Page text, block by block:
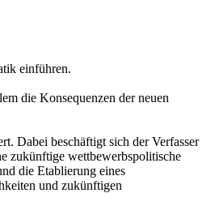
einführen.
die Konsequenzen der neuen
Dabei beschäftigt sich der Verfasser
zukünftige wettbewerbspolitische
die Etablierung eines
und zukünftigen